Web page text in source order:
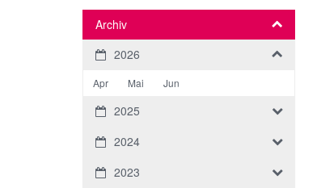
Archiv
2026
Apr Mai Jun
2025
2024
2023